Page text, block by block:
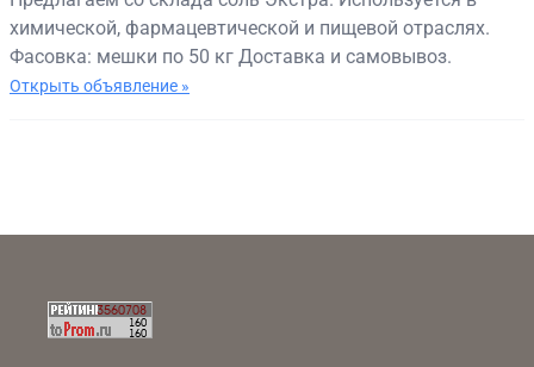
химической, фармацевтической и пищевой отраслях.
Фасовка: мешки по 50 кг Доставка и самовывоз.
Открыть объявление »